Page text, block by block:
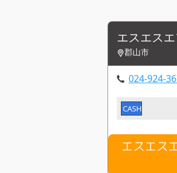
エスエス
郡山市
024-924-
CASH
エスエス